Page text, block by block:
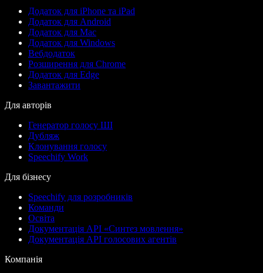
Додаток для iPhone та iPad
Додаток для Android
Додаток для Mac
Додаток для Windows
Вебдодаток
Розширення для Chrome
Додаток для Edge
Завантажити
Для авторів
Генератор голосу ШІ
Дубляж
Клонування голосу
Speechify Work
Для бізнесу
Speechify для розробників
Команди
Освіта
Документація API «Синтез мовлення»
Документація API голосових агентів
Компанія